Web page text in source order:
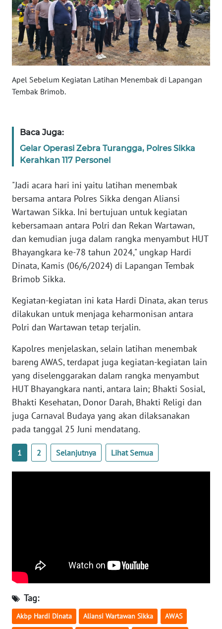
Apel Sebelum Kegiatan Latihan Menembak di Lapangan
Tembak Brimob.
Baca Juga:
Gelar Operasi Zebra Turangga, Polres Sikka
Kerahkan 117 Personel
"Jadi acara hari ini yaitu latihan menembak
bersama antara Polres Sikka dengan Aliansi
Wartawan Sikka. Ini bertujuan untuk kegiatan
kebersamaan antara Polri dan Rekan Wartawan,
dan kemudian juga dalam rangka menyambut HUT
Bhayangkara ke-78 tahun 2024," ungkap Hardi
Dinata, Kamis (06/6/2024) di Lapangan Tembak
Brimob Sikka.
Kegiatan-kegiatan ini kata Hardi Dinata, akan terus
dilakukan untuk menjaga keharmonisan antara
Polri dan Wartawan tetap terjalin.
Kapolres menjelaskan, selain latihan menembak
bareng AWAS, terdapat juga kegiatan-kegiatan lain
yang diselenggarakan dalam rangka menyambut
HUT Bhayangkara nanti, antara lain; Bhakti Sosial,
Bhakti Kesehatan, Donor Darah, Bhakti Religi dan
juga Carnaval Budaya yang akan dilaksanakan
pada tanggal 25 Juni mendatang.
1 2 Selanjutnya Lihat Semua
Tag:
Akbp Hardi Dinata Aliansi Wartawan Sikka AWAS
WN
BANTEN
WN
NTT
WN
WN
BARAT
WN
RIAU
WN
SERAMBI
JAMBI
WN
WN
NTB
WN
SULBAR
WN
WN
BENGKULU
WN